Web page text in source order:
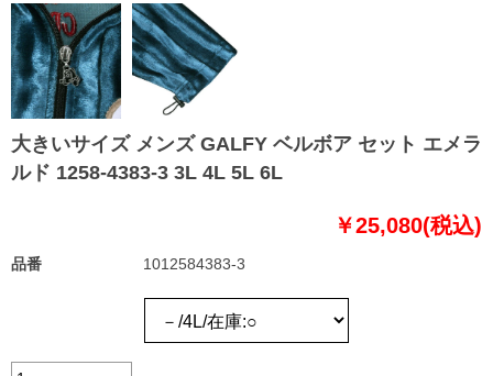
大きいサイズ メンズ GALFY ベルボア セット エメラ
ルド 1258-4383-3 3L 4L 5L 6L
￥25,080(税込)
品番 1012584383-3